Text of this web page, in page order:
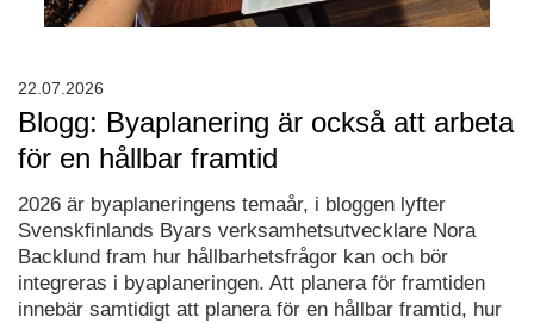
Blogg: Byaplanering är också att arbeta
för en hållbar framtid
2026 är byaplaneringens temaår, i bloggen lyfter
Svenskfinlands Byars verksamhetsutvecklare Nora
Backlund fram hur hållbarhetsfrågor kan och bör
integreras i byaplaneringen. Att planera för framtiden
innebär samtidigt att planera för en hållbar framtid, hur
22.07.2026